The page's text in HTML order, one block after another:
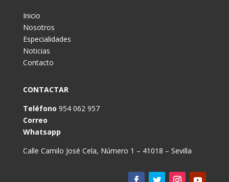
Inicio
Nosotros
Especialidades
Noticias
Contacto
CONTACTAR
Teléfono 954 062 957
Correo
Whatsapp
Calle Camilo José Cela, Número 1 – 41018 – Sevilla